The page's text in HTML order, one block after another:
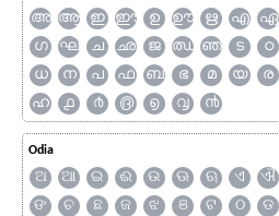
അ ആ ഇ ഈ ഉ ഊ ഋ എ ഏ
ഗ
ഘ ച ഛ ജ ഝ ഞ ട ഠ
ധ
ന പ ഫ ബ ഭ മ യ ര
ഹ
൧ ൪ ൫ ൭ ൮ ൯
Odia
ଅ ଆ ଇ ଈ ଉ ଊ ଋ ଏ ଐ
ଙ
ଚ ଛ ଜ ଝ ଞ ଟ ଠ ଡ